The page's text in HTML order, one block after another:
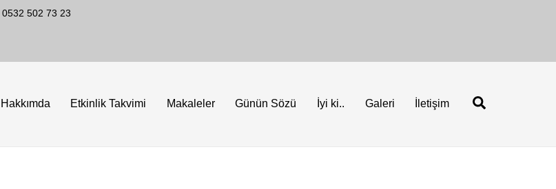
0532 502 73 23
Hakkımda Etkinlik Takvimi Makaleler Günün Sözü İyi ki.. Galeri İletişim